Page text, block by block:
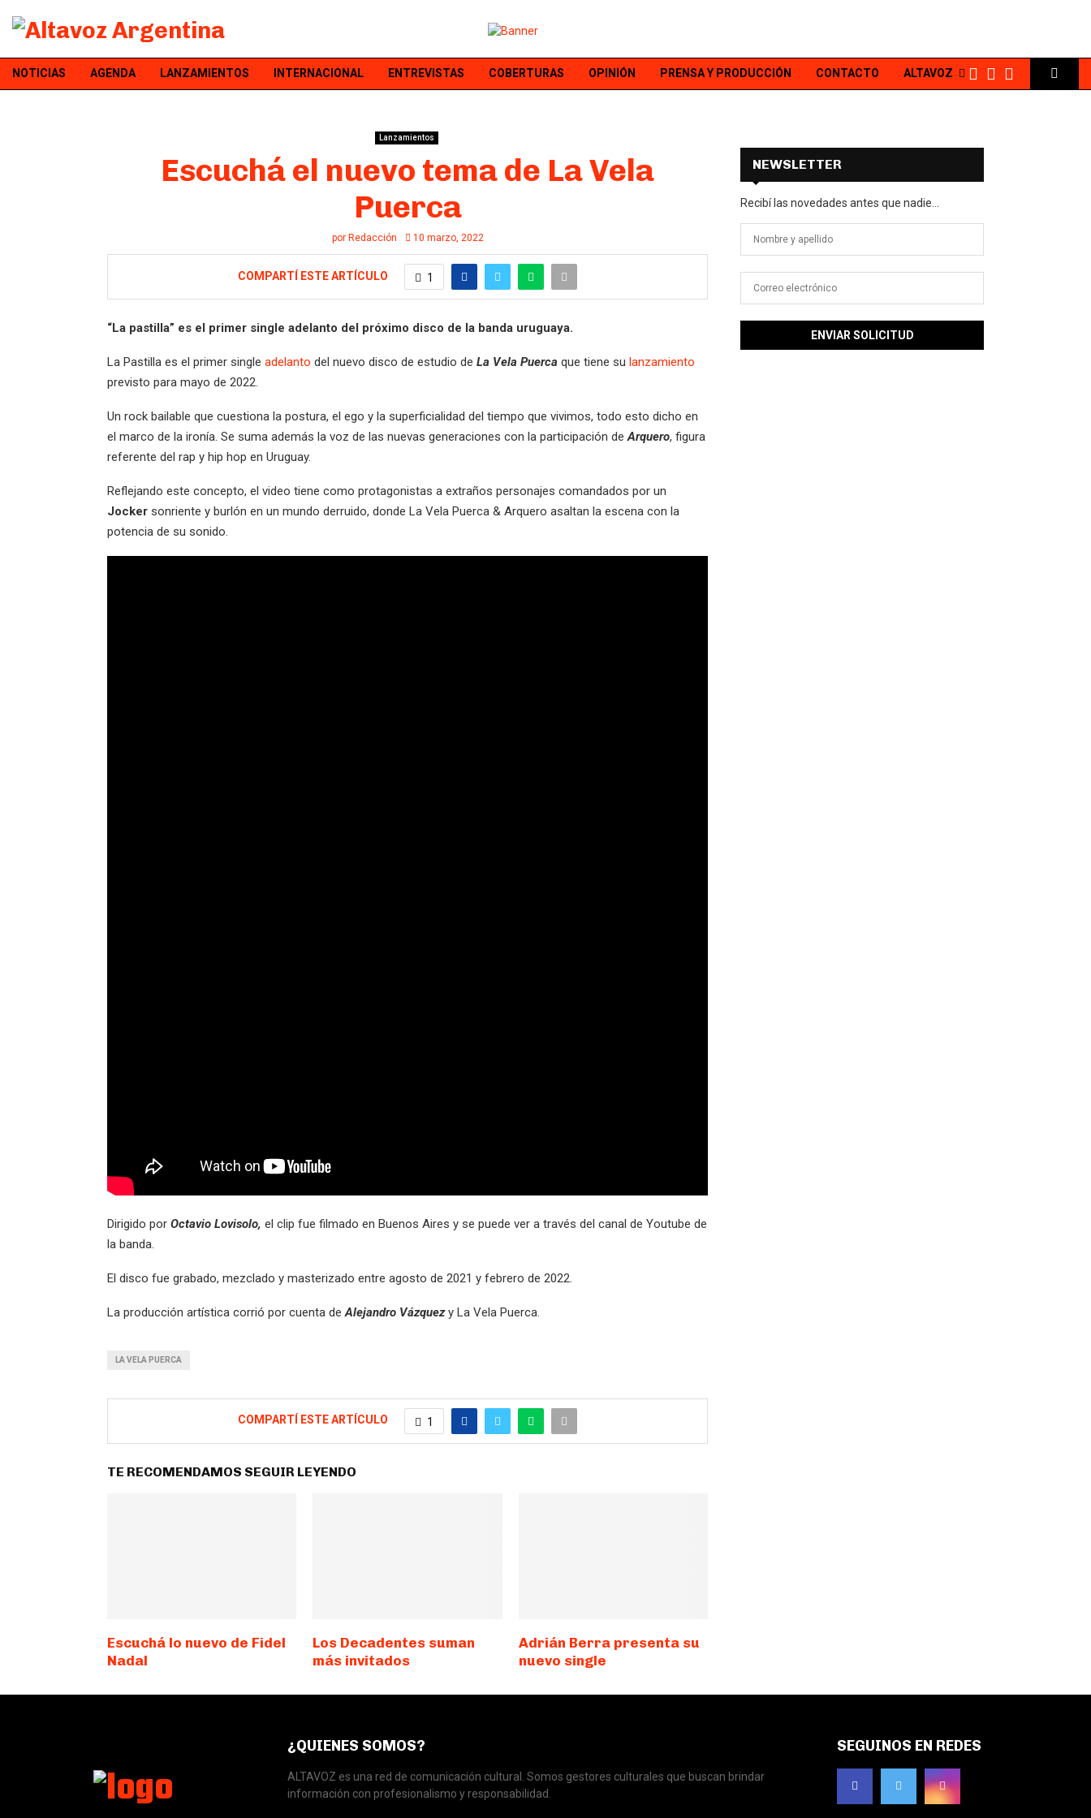
NOTICIAS AGENDA LANZAMIENTOS INTERNACIONAL ENTREVISTAS COBERTURAS OPINIÓN PRENSA Y PRODUCCIÓN CONTACTO ALTAVOZ
Lanzamientos
Escuchá el nuevo tema de La Vela
Puerca
por Redacción 10 marzo, 2022
COMPARTÍ ESTE ARTÍCULO 1
“La pastilla” es el primer single adelanto del próximo disco de la banda uruguaya.
La Pastilla es el primer single adelanto del nuevo disco de estudio de La Vela Puerca que tiene su lanzamiento
previsto para mayo de 2022.
Un rock bailable que cuestiona la postura, el ego y la superficialidad del tiempo que vivimos, todo esto dicho en
el marco de la ironía. Se suma además la voz de las nuevas generaciones con la participación de Arquero, figura
referente del rap y hip hop en Uruguay.
Reflejando este concepto, el video tiene como protagonistas a extraños personajes comandados por un
Jocker sonriente y burlón en un mundo derruido, donde La Vela Puerca & Arquero asaltan la escena con la
potencia de su sonido.
Dirigido por Octavio Lovisolo, el clip fue filmado en Buenos Aires y se puede ver a través del canal de Youtube de
la banda.
El disco fue grabado, mezclado y masterizado entre agosto de 2021 y febrero de 2022.
La producción artística corrió por cuenta de Alejandro Vázquezy La Vela Puerca.
LA VELA PUERCA
COMPARTÍ ESTE ARTÍCULO 1
TE RECOMENDAMOS SEGUIR LEYENDO
Escuchá lo nuevo de Fidel
Nadal
Los Decadentes suman
más invitados
Adrián Berra presenta su
nuevo single
NEWSLETTER
Recibí las novedades antes que nadie...
¿QUIENES SOMOS?
ALTAVOZ es una red de comunicación cultural. Somos gestores culturales que buscan brindar
información con profesionalismo y responsabilidad.
SEGUINOS EN REDES